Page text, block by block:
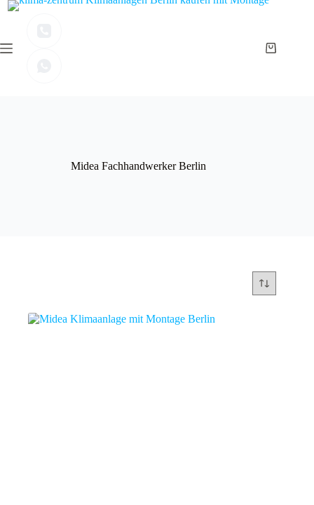
Zum
Warenkorb
Midea Fachhandwerker Berlin